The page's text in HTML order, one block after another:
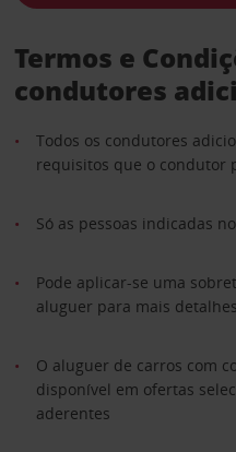
Termos e
condutores
Todos os condutores
requisitos que o condutor
Só as pessoas indicadas
Pode aplicar-se uma
aluguer para mais
O aluguer de carros com
disponível em ofertas
aderentes